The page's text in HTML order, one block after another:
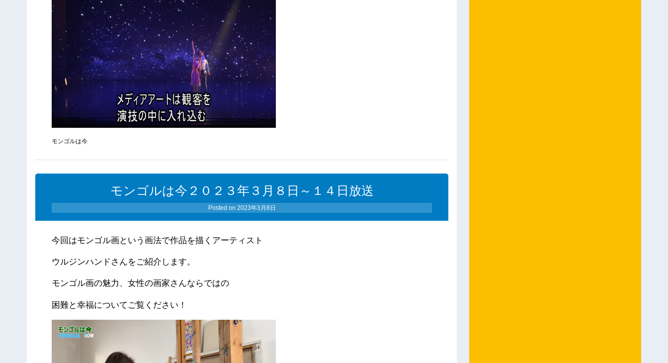
モンゴルは今
モンゴルは今２０２３年３月８日～１４日放送
Posted on 2023年3月8日
今回はモンゴル画という画法で作品を描くアーティスト
ウルジンハンドさんをご紹介します。
モンゴル画の魅力、女性の画家さんならではの
困難と幸福についてご覧ください！